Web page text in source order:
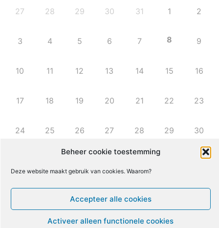
Deze website maakt gebruik van cookies. Waarom?
Accepteer alle cookies
Activeer alleen functionele cookies
Voorkeuren bekijken
27 28 29 30 31 1 2
3 4 5 6 7 8 9
10 11 12 13 14 15 16
17 18 19 20 21 22 23
24 25 26 27 28 29 30
6
Leven met ME/CVS en POTS